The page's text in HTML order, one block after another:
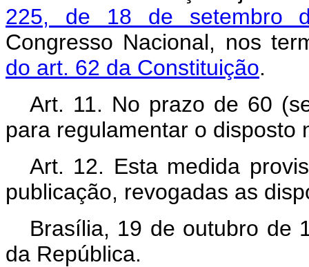
225, de 18 de setembro
Congresso Nacional, nos
do art. 62 da Constituição.
Art. 11. No prazo de 60
para regulamentar o disposto
Art. 12. Esta medida
publicação, revogadas as
Brasília, 19 de outubro de
da República.